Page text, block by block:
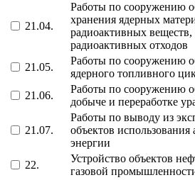
21.04.
Работы по сооружению
хранения ядерных
радиоактивных
радиоактивных отходов
21.05.
Работы по сооружению
ядерного топливного
21.06.
Работы по сооружению
добыче и переработке
21.07.
Работы по выводу из
объектов использования
энергии
22.
Устройство объектов
газовой